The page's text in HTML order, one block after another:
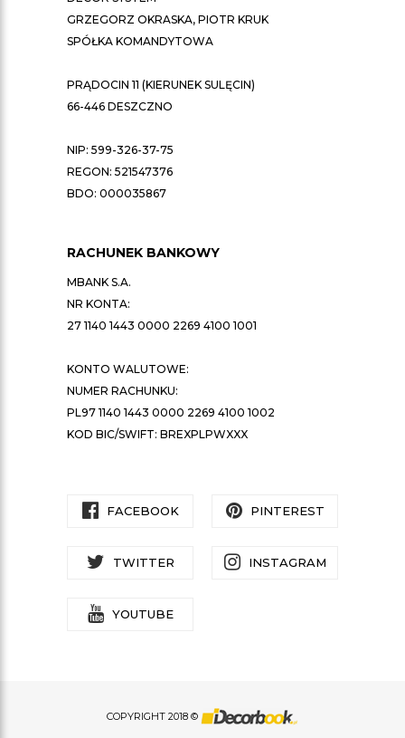
GRZEGORZ OKRASKA, PIOTR KRUK
SPÓŁKA KOMANDYTOWA
PRĄDOCIN 11 (KIERUNEK SULĘCIN)
66-446 DESZCZNO
NIP: 599-326-37-75
REGON: 521547376
BDO: 000035867
RACHUNEK BANKOWY
MBANK S.A.
NR KONTA:
27 1140 1443 0000 2269 4100 1001
KONTO WALUTOWE:
NUMER RACHUNKU:
PL97 1140 1443 0000 2269 4100 1002
KOD BIC/SWIFT: BREXPLPWXXX
FACEBOOK PINTEREST
TWITTER INSTAGRAM
YOUTUBE
COPYRIGHT 2018 ©